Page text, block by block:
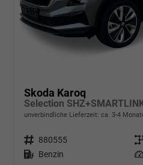
Skoda Karoq
Selection
unverbindliche Lieferzeit: ca. 3-4
Fahrzeugnr. 880555
Kraftstoff Benzin